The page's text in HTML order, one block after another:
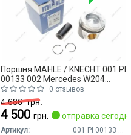
Поршня MAHLE / KNECHT 001 PI
00133 002 Mercedes W204
(CLASS-C)
0 отзывов
4 686грн.
4 500 грн. отправка
Артикул:
001 PI 00133 002